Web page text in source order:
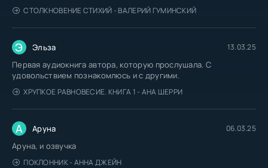
СТОЛКНОВЕНИЕ СТИХИЙ - ВАЛЕРИЙ ГУМИНСКИЙ
Э Эльза 13.03.25
Первая аудиокнига автора, которую прослушала. С
удовольствием познакомлюсь и с другими.
ХРУПКОЕ РАВНОВЕСИЕ. КНИГА 1 - АНА ШЕРРИ
А Аруна 06.03.25
Аруна, и озвучка
ПОКЛОННИК - АННА ДЖЕЙН